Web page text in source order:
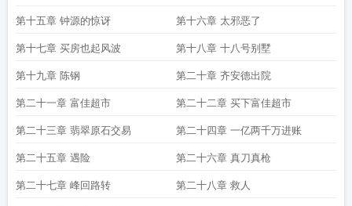
第十五章 钟源的惊讶 第十六章 太邪恶了
第十七章 买房也起风波 第十八章 十八号别墅
第十九章 陈钢 第二十章 齐安德出院
第二十一章 富佳超市 第二十二章 买下富佳超市
第二十三章 翡翠原石交易 第二十四章 一亿两千万进账
第二十五章 遇险 第二十六章 真刀真枪
第二十七章 峰回路转 第二十八章 救人